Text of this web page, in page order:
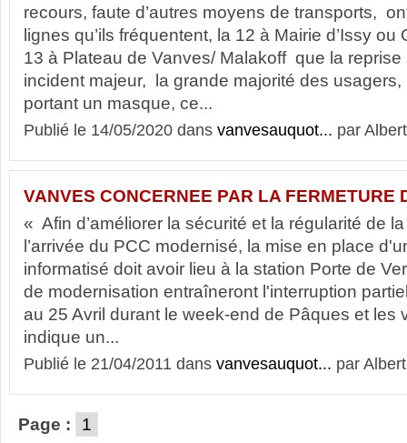
recours, faute d’autres moyens de transports,
lignes qu’ils fréquentent, la 12 à Mairie d’Issy
13 à Plateau de Vanves/ Malakoff que la reprise
incident majeur, la grande majorité des
portant un masque, ce...
Publié le 14/05/2020 dans vanvesauquot... par
VANVES CONCERNEE PAR LA FERMETURE
« Afin d’améliorer la sécurité et la régularité de
l’arrivée du PCC modernisé, la mise en place
informatisé doit avoir lieu à la station Porte de
de modernisation entraîneront l'interruption
au 25 Avril durant le week-end de Pâques et
indique un...
Publié le 21/04/2011 dans vanvesauquot... par
Page : 1